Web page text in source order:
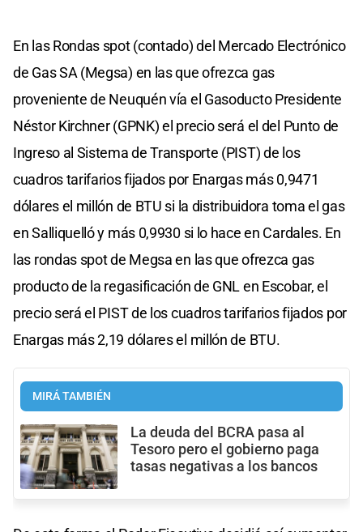
En las Rondas spot (contado) del Mercado Electrónico
de Gas SA (Megsa) en las que ofrezca gas
proveniente de Neuquén vía el Gasoducto Presidente
Néstor Kirchner (GPNK) el precio será el del Punto de
Ingreso al Sistema de Transporte (PIST) de los
cuadros tarifarios fijados por Enargas más 0,9471
dólares el millón de BTU si la distribuidora toma el gas
en Salliquelló y más 0,9930 si lo hace en Cardales. En
las rondas spot de Megsa en las que ofrezca gas
producto de la regasificación de GNL en Escobar, el
precio será el PIST de los cuadros tarifarios fijados por
Enargas más 2,19 dólares el millón de BTU.
MIRÁ TAMBIÉN
La deuda del BCRA pasa al
Tesoro pero el gobierno paga
tasas negativas a los bancos